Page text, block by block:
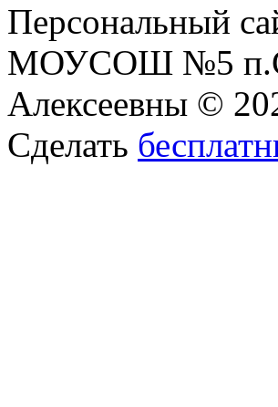
Персональный
МОУСОШ №5
Алексеевны ©
Сделать